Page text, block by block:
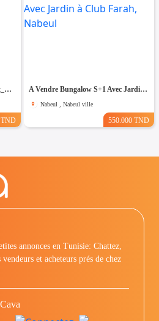
A Vendre villa avec piscine a chatt_mariem pré résidence Costa
TND
A Vendre Bungalow S+1 Avec Jardin à Club Farah, Nabeul
Nabeul , Nabeul ville
550.000 TND
annonces en Tunisie: Chattez,
et acheteurs prés de chez